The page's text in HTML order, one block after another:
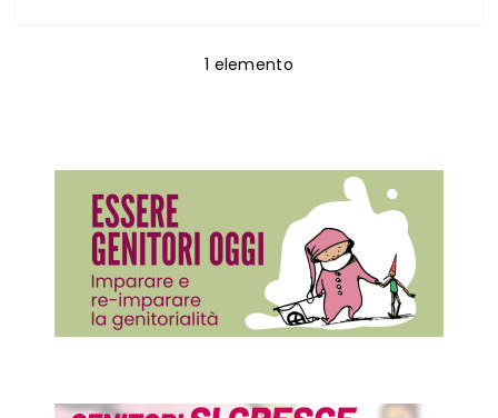
1 elemento